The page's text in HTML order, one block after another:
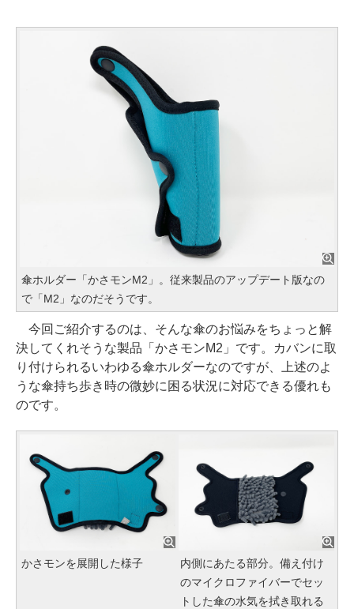
傘ホルダー「かさモンM2」。従来製品のアップデート版なの
で「M2」なのだそうです。
今回ご紹介するのは、そんな傘のお悩みをちょっと解
決してくれそうな製品「かさモンM2」です。カバンに取
り付けられるいわゆる傘ホルダーなのですが、上述のよ
うな傘持ち歩き時の微妙に困る状況に対応できる優れも
のです。
かさモンを展開した様子
内側にあたる部分。備え付け
のマイクロファイバーでセッ
トした傘の水気を拭き取れる